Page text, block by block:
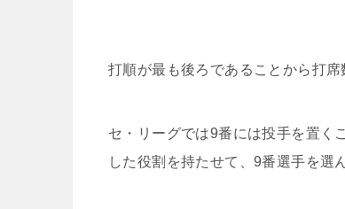
打順が最も後ろであることから打席
セ・リーグでは9番には投手を置く
した役割を持たせて、9番選手を選